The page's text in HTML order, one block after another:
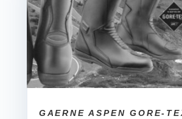
GAERNE ASPEN GORE-